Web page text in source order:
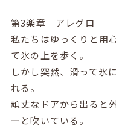
第3楽章 アレグロ
私たちはゆっくりと用
て氷の上を歩く。
しかし突然、滑って氷
れる。
頑丈なドアから出ると
ーと吹いている。